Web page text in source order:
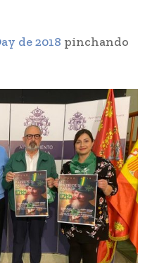
de 2018 pinchando